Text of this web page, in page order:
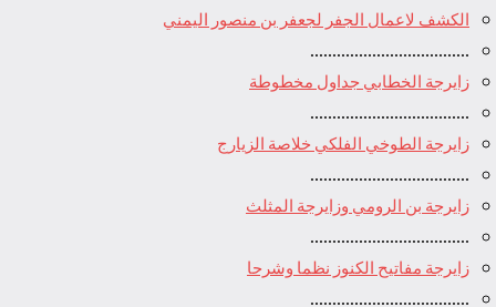
الكشف لاعمال الجفر لجعفر بن منصور اليمني
....................................
زايرجة الخطابي جداول مخطوطة
....................................
زايرجة الطوخي الفلكي خلاصة الزيارج
....................................
زايرجة بن الرومي وزايرجة المثلث
....................................
زايرجة مفاتيح الكنوز نظما وشرحا
....................................